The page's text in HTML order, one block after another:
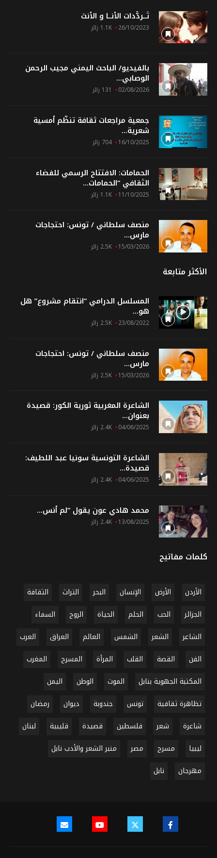
تَــردُّدات الأنــا و الأنتَ
26/10/2023 1.1K زائر
بالفيديو/ الباحث اليمني مجيب الرحمن
الوصابي...
02/08/2026 131 زائر
جمعية مراجعات ثقافة تنظّم أمسية
شعرية...
16/10/2025 704 زائر
الحمامات: الافتتاح الرسمي للفضاء
الثقافي “الحمامات...
11/10/2025 1.1K زائر
منصف سلطاني / تونس: احتجاجات
مارس...
15/03/2026 2.5K زائر
الأكثر متابعة
المسلسل الدرامي “انتقام مشروع” هل
هو...
23/08/2022 2.5K زائر
منصف سلطاني / تونس: احتجاجات
مارس...
15/03/2026 2.5K زائر
الشاعرة المغربية ثورية الكور: قصيدة
بعنوان...
04/06/2025 2.4K زائر
الشاعرة التونسية سونيا عبد اللطيف:
قصيدة...
04/06/2025 2.4K زائر
محمد هادي عون يقول “لم أنس...
13/08/2025 2.4K زائر
كلمات مفاتيح
الأردن الأرض الإنسان البحر التراث
الثقافة
الجزائر
الحب الحلم الحياة الروح
السماء
الشاعر
الشعر الشمس العالم العراق
العرب
الفن
القصة القلب المرأة المسرح
المغرب
المكتبة الجهوية بنابل
الموت الوطن
اليمن
تظاهرة ثقافية
تونس جندوبة ديوان
رمضان
شاعرة
شعر فلسطين قصيدة قليبية
لبنان
ليبيا
مسرح مصر
منبر الشعر والأدب نابل
مهرجان
نابل